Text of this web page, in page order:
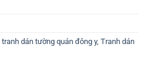
tranh dán tường quán đông y, Tranh dán